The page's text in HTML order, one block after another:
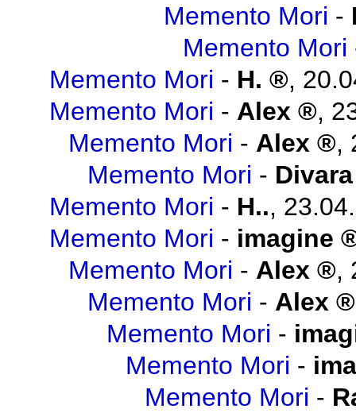
Memento Mori -
Memento Mori
Memento Mori - H. ,
Memento Mori - Alex ,
Memento Mori - Alex ,
Memento Mori - Divara
Memento Mori - H..,
Memento Mori - imagine
Memento Mori - Alex ,
Memento Mori - Alex
Memento Mori -
Memento Mori -
Memento Mori -